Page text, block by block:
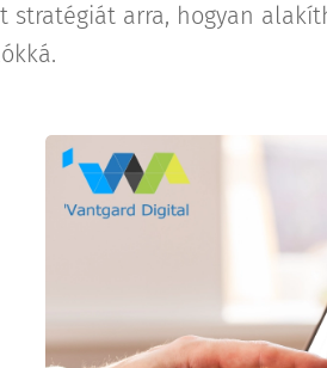
stratégiát arra, hogyan